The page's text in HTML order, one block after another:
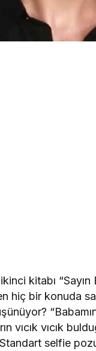
kitabı “Sayın
hiç bir konuda
vıcık vıcık
selfie